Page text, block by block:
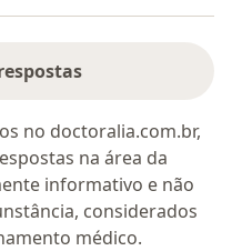
no doctoralia.com.br,
na área da
informativo e não
considerados
médico.